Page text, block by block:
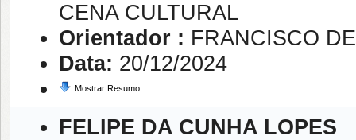
CENA CULTURAL
Orientador : FRANCISCO
Data: 20/12/2024
Mostrar Resumo
FELIPE DA CUNHA LOPES